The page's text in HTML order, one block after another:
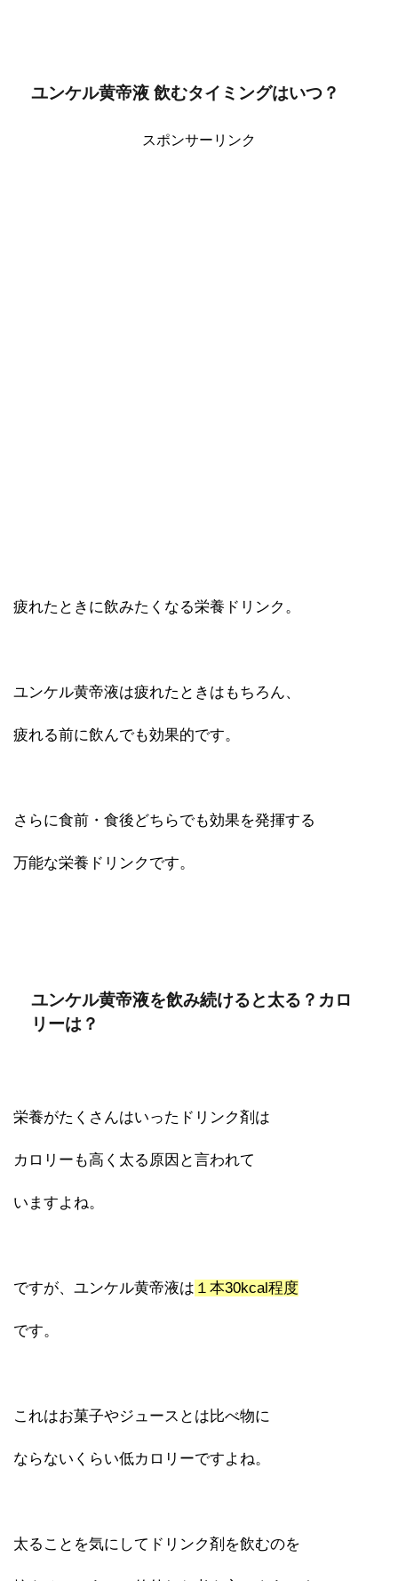
ユンケル黄帝液 飲むタイミングはいつ？
スポンサーリンク
疲れたときに飲みたくなる栄養ドリンク。
ユンケル黄帝液は疲れたときはもちろん、
疲れる前に飲んでも効果的です。
さらに食前・食後どちらでも効果を発揮する
万能な栄養ドリンクです。
ユンケル黄帝液を飲み続けると太る？カロ
リーは？
栄養がたくさんはいったドリンク剤は
カロリーも高く太る原因と言われて
いますよね。
ですが、ユンケル黄帝液は １本30kcal程度
です。
これはお菓子やジュースとは比べ物に
ならないくらい低カロリーですよね。
太ることを気にしてドリンク剤を飲むのを